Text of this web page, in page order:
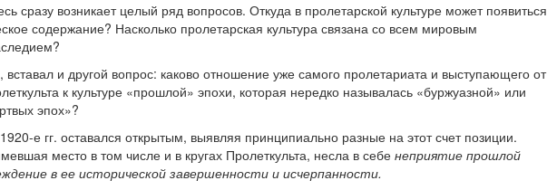
сразу возникает целый ряд вопросов. Откуда в пролетарской культуре может появиться
содержание? Насколько пролетарская культура связана со всем мировым
вставал и другой вопрос: каково отношение уже самого пролетариата и выступающего от
к культуре «прошлой» эпохи, которая нередко называлась «буржуазной» или
эпох»?
е гг. оставался открытым, выявляя принципиально разные на этот счет позиции.
место в том числе и в кругах Пролеткульта, несла в себе неприятие прошлой
в ее исторической завершенности и исчерпанности.